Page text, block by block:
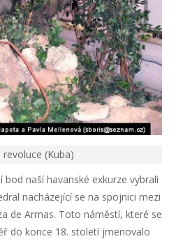
(Kuba)
naší havanské exkurze vybrali
nacházející se na spojnici mezi
de Armas. Toto náměstí, které se
do konce 18. století jmenovalo